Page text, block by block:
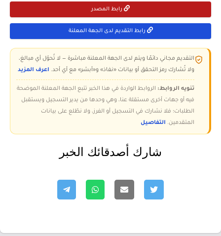
رابط المصدر
رابط التقديم لدى الجهة المعلنة
التقديم مجاني دائمًا ويتم لدى الجهة المعلنة مباشرة — لا تُحوّل أي مبالغ،
ولا تُشارك رمز التحقق أو بيانات «نفاذ» و«أبشر» مع أي أحد. اعرف المزيد
تنويه الروابط: الروابط الواردة في هذا الخبر تتبع الجهة المعلنة الموضحة
فيه أو جهات أخرى مستقلة عنا، وهي وحدها من يدير التسجيل ويستقبل
الطلبات؛ فلا نشارك في التسجيل أو الفرز، ولا نطّلع على بيانات
المتقدمين. التفاصيل
شارك أصدقائك الخبر